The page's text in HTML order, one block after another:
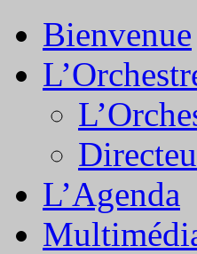
Bienvenue
L’Agenda